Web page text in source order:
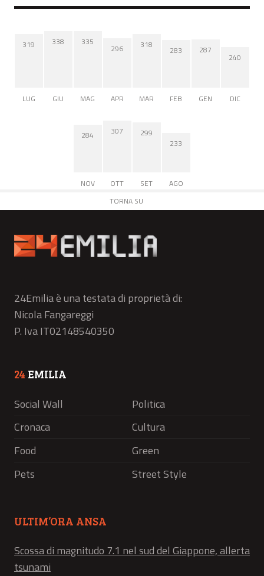
319
LUG
338
GIU
335
MAG
296
APR
318
MAR
283
FEB
287
GEN
240
DIC
284
NOV
307
OTT
299
SET
233
AGO
TORNA SU
24Emilia è una testata di proprietà di:
Nicola Fangareggi
P. Iva IT02148540350
24 EMILIA
Social Wall
Politica
Cronaca
Cultura
Food
Green
Pets
Street Style
ULTIM’ORA ANSA
Scossa di magnitudo 7.1 nel sud del Giappone, allerta
tsunami